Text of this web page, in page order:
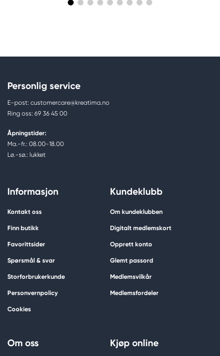
Personlig service
E-post: customercare@kreatima.no
Ring oss: 69 36 45 00
Åpningstider:
Ma.-fr.: 08.00-18.00
Lø.-sø.: lukket
Informasjon
Kontakt oss
Finn butikk
Favorittsider
Spørsmål & svar
Storforbrukerkunde
Personvernpolicy
Cookies
Kundeklubb
Om kundeklubben
Digitalt medlemskort
Opprett konto
Glemt passord
Medlemsvilkår
Medlemsfordeler
Om oss Kjøp online